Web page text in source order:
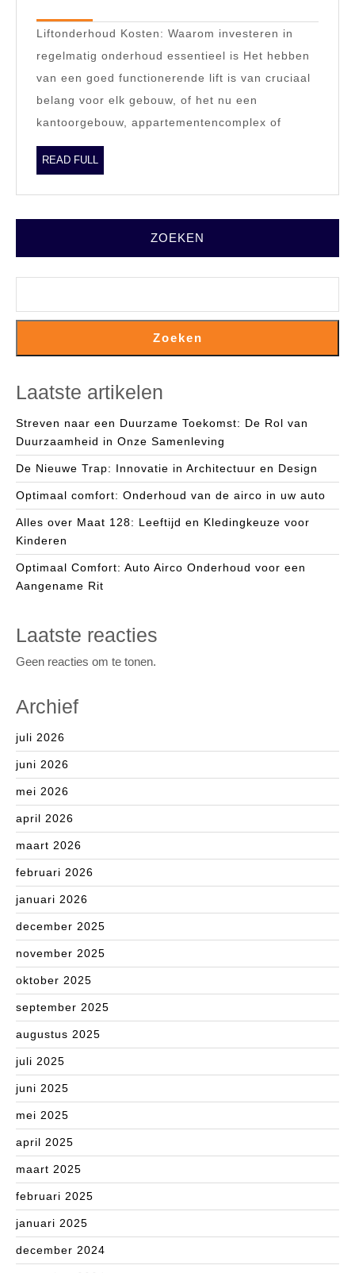
Liftonderhoud Kosten: Waarom investeren in
regelmatig onderhoud essentieel is Het hebben
van een goed functionerende lift is van cruciaal
belang voor elk gebouw, of het nu een
kantoorgebouw, appartementencomplex of
READ FULL
FULL
ZOEKEN
Zoeken
Laatste artikelen
Streven naar een Duurzame Toekomst: De Rol van
Duurzaamheid in Onze Samenleving
De Nieuwe Trap: Innovatie in Architectuur en Design
Optimaal comfort: Onderhoud van de airco in uw auto
Alles over Maat 128: Leeftijd en Kledingkeuze voor
Kinderen
Optimaal Comfort: Auto Airco Onderhoud voor een
Aangename Rit
Laatste reacties
Geen reacties om te tonen.
Archief
juli 2026
juni 2026
mei 2026
april 2026
maart 2026
februari 2026
januari 2026
december 2025
november 2025
oktober 2025
september 2025
augustus 2025
juli 2025
juni 2025
mei 2025
april 2025
maart 2025
februari 2025
januari 2025
december 2024